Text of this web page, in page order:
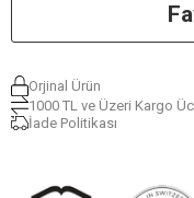
Orjinal Ürün
1000 TL ve Üzeri Kargo
İade Politikası